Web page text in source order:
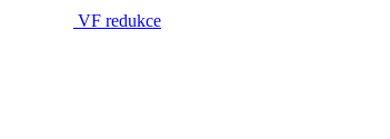
VF redukce